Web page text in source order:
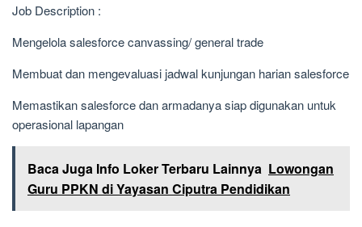
Job Description :
Mengelola salesforce canvassing/ general trade
Membuat dan mengevaluasi jadwal kunjungan harian salesforce
Memastikan salesforce dan armadanya siap digunakan untuk
operasional lapangan
Baca Juga Info Loker Terbaru Lainnya Lowongan
Guru PPKN di Yayasan Ciputra Pendidikan